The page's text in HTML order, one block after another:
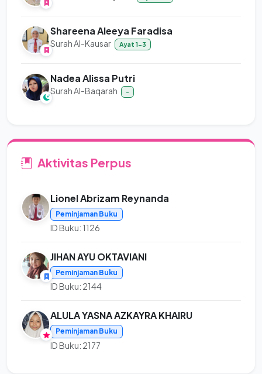
Shareena Aleeya Faradisa
Surah Al-Kausar Ayat 1-3
Nadea Alissa Putri
Surah Al-Baqarah -
Aktivitas Perpus
Lionel Abrizam Reynanda
Peminjaman Buku
ID Buku: 1126
JIHAN AYU OKTAVIANI
Peminjaman Buku
ID Buku: 2144
ALULA YASNA AZKAYRA KHAIRU
Peminjaman Buku
ID Buku: 2177